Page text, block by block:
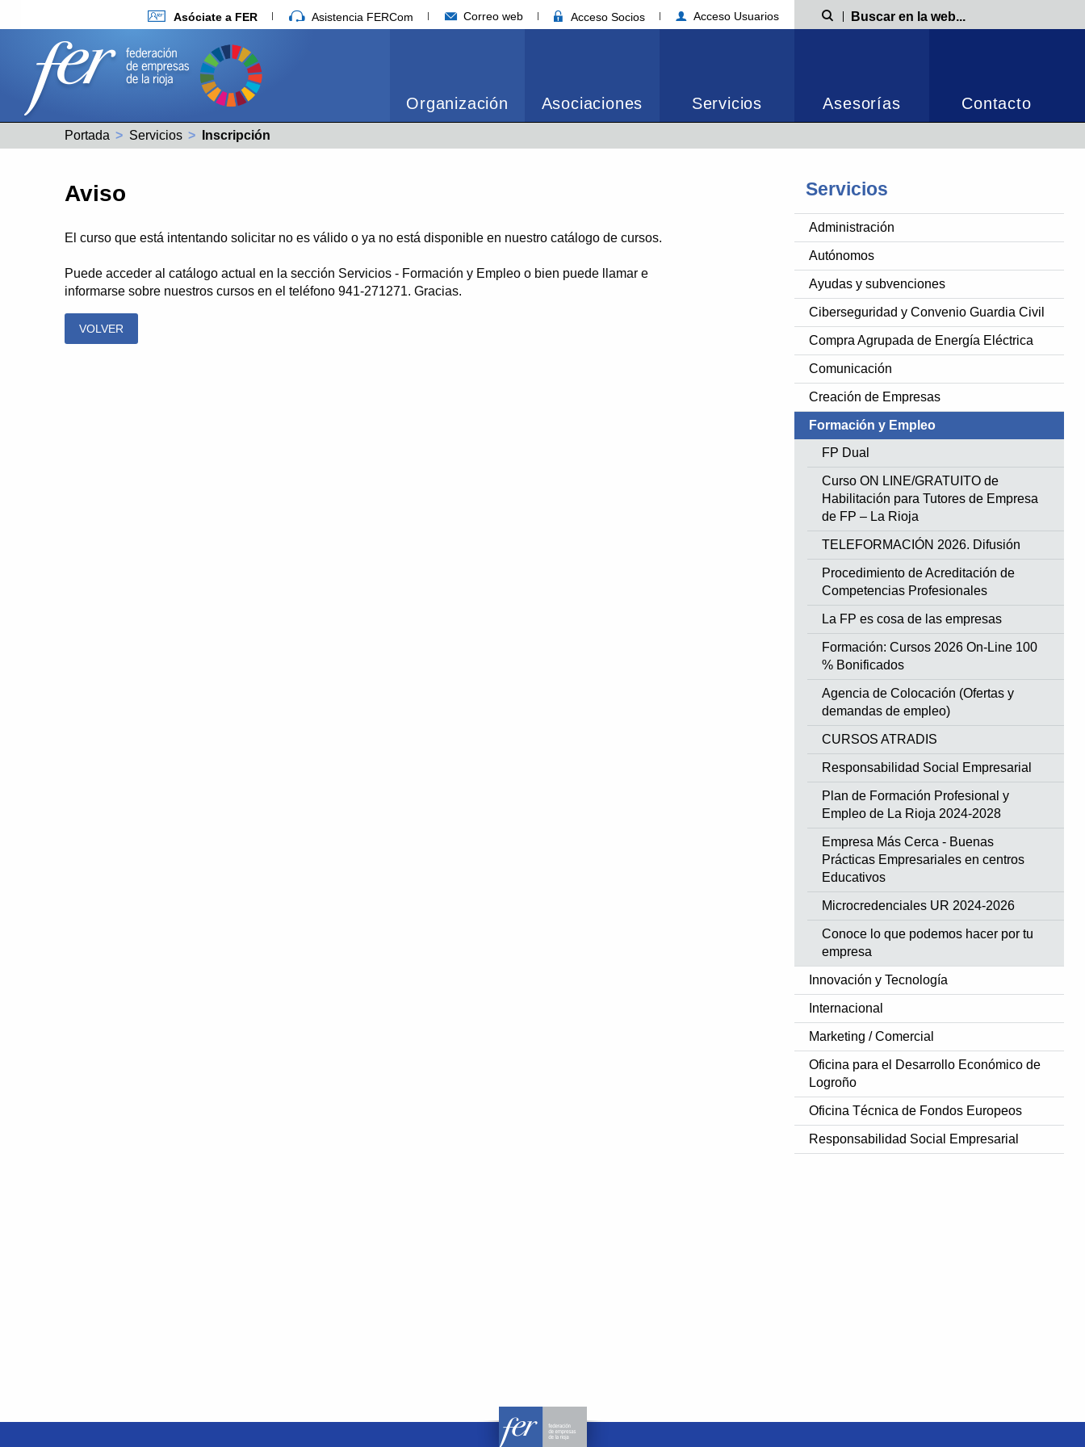
Asóciate a FER Asistencia FERCom Correo web Acceso Socios Acceso Usuarios Búsqueda
Organización Asociaciones Servicios Asesorías Contacto
Portada Servicios Actual:
Inscripción
Servicios
Administración
Autónomos
Ayudas y subvenciones
Ciberseguridad y Convenio Guardia Civil
Compra Agrupada de Energía Eléctrica
Comunicación
Creación de Empresas
Formación y Empleo
FP Dual
Curso ON LINE/GRATUITO de
Habilitación para Tutores de Empresa
de FP – La Rioja
TELEFORMACIÓN 2026. Difusión
Procedimiento de Acreditación de
Competencias Profesionales
La FP es cosa de las empresas
Formación: Cursos 2026 On-Line 100
% Bonificados
Agencia de Colocación (Ofertas y
demandas de empleo)
CURSOS ATRADIS
Responsabilidad Social Empresarial
Plan de Formación Profesional y
Empleo de La Rioja 2024-2028
Empresa Más Cerca - Buenas
Prácticas Empresariales en centros
Educativos
Microcredenciales UR 2024-2026
Conoce lo que podemos hacer por tu
empresa
Innovación y Tecnología
Internacional
Marketing / Comercial
Oficina para el Desarrollo Económico de
Logroño
Oficina Técnica de Fondos Europeos
Responsabilidad Social Empresarial
Aviso
El curso que está intentando solicitar no es válido o ya no está disponible en nuestro catálogo de cursos.
Puede acceder al catálogo actual en la sección Servicios - Formación y Empleo o bien puede llamar e
informarse sobre nuestros cursos en el teléfono 941-271271. Gracias.
VOLVER